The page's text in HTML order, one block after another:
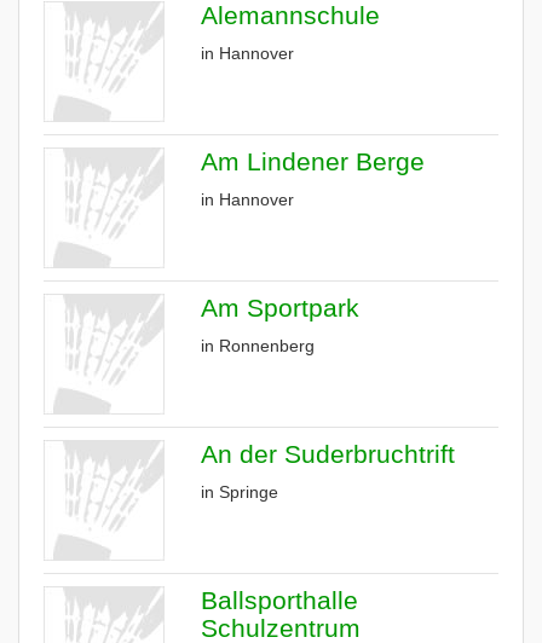
Alemannschule
in Hannover
Am Lindener Berge
in Hannover
Am Sportpark
in Ronnenberg
An der Suderbruchtrift
in Springe
Ballsporthalle
Schulzentrum